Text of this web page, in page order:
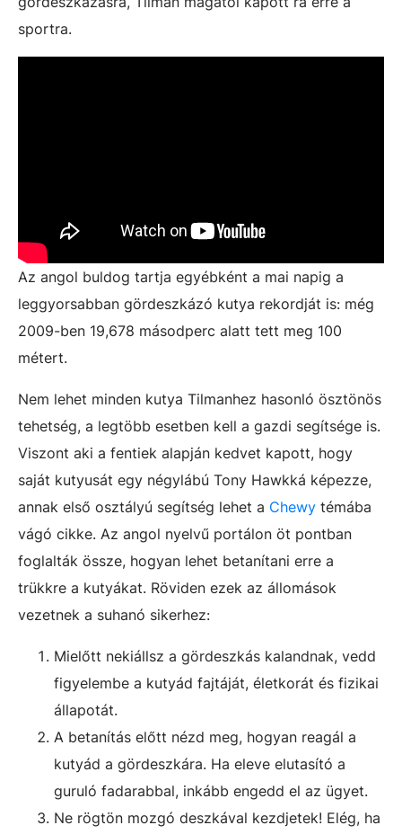
sportra.
Az angol buldog tartja egyébként a mai napig a
leggyorsabban gördeszkázó kutya rekordját is: még
2009-ben 19,678 másodperc alatt tett meg 100
métert.
Nem lehet minden kutya Tilmanhez hasonló ösztönös
tehetség, a legtöbb esetben kell a gazdi segítsége is.
Viszont aki a fentiek alapján kedvet kapott, hogy
saját kutyusát egy négylábú Tony Hawkká képezze,
annak első osztályú segítség lehet a Chewy témába
vágó cikke. Az angol nyelvű portálon öt pontban
foglalták össze, hogyan lehet betanítani erre a
trükkre a kutyákat. Röviden ezek az állomások
vezetnek a suhanó sikerhez:
Mielőtt nekiállsz a gördeszkás kalandnak, vedd
figyelembe a kutyád fajtáját, életkorát és fizikai
állapotát.
A betanítás előtt nézd meg, hogyan reagál a
kutyád a gördeszkára. Ha eleve elutasító a
guruló fadarabbal, inkább engedd el az ügyet.
Ne rögtön mozgó deszkával kezdjetek! Elég, ha